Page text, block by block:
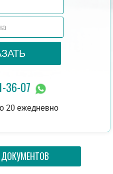
36-07
20 ежедневно